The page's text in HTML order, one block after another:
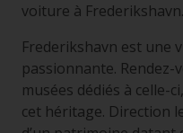
voiture à Frederikshavn.
Frederikshavn est une
passionnante. Rendez-
musées dédiés à celle-
cet héritage. Direction